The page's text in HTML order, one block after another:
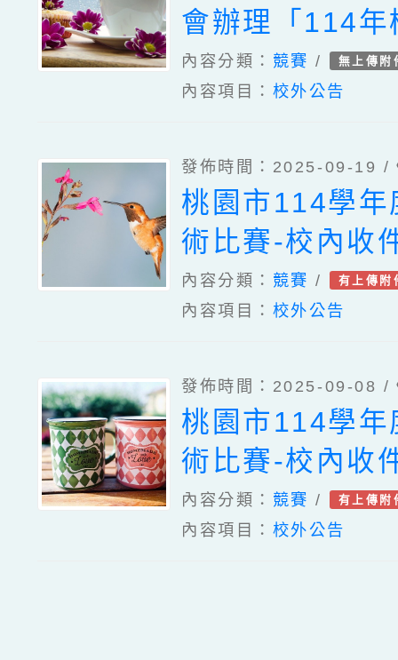
會辦理「114年
長盃空手道錦
內容分類： 競賽 / 無上傳附
內容項目： 校外公告
發佈時間：2025-09-19 /
桃園市114學年
術比賽-校內收
內容分類： 競賽 / 有上傳附
內容項目： 校外公告
發佈時間：2025-09-08 /
桃園市114學年
術比賽-校內收
內容分類： 競賽 / 有上傳附
內容項目： 校外公告